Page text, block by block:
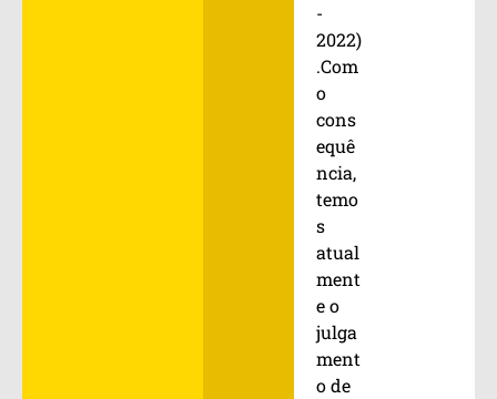
-
2022)
.Com
o
cons
equê
ncia,
temo
s
atual
ment
e o
julga
ment
o de